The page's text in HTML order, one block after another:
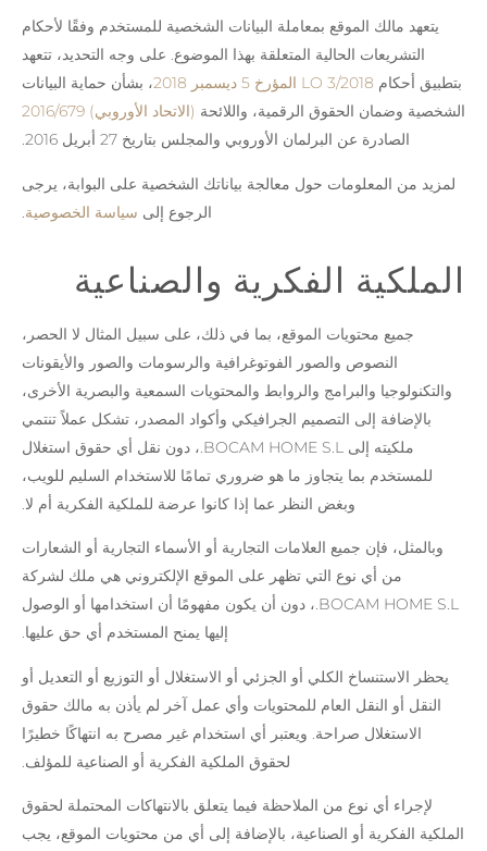
يتعهد مالك الموقع بمعاملة البيانات الشخصية للمستخدم وفقًا لأحكام
التشريعات الحالية المتعلقة بهذا الموضوع. على وجه التحديد، تتعهد
بتطبيق أحكام LO 3/2018 المؤرخ 5 ديسمبر 2018
، بشأن حماية البيانات
الشخصية وضمان الحقوق الرقمية، واللائحة (الاتحاد الأوروبي) 2016/679
الصادرة عن البرلمان الأوروبي والمجلس بتاريخ 27 أبريل 2016.
لمزيد من المعلومات حول معالجة بياناتك الشخصية على البوابة، يرجى
الرجوع إلى سياسة الخصوصية.
الملكية الفكرية والصناعية
جميع محتويات الموقع، بما في ذلك، على سبيل المثال لا الحصر،
النصوص والصور الفوتوغرافية والرسومات والصور والأيقونات
والتكنولوجيا والبرامج والروابط والمحتويات السمعية والبصرية الأخرى،
بالإضافة إلى التصميم الجرافيكي وأكواد المصدر، تشكل عملاً تنتمي
ملكيته إلى BOCAM HOME S.L.، دون نقل أي حقوق استغلال
للمستخدم بما يتجاوز ما هو ضروري تمامًا للاستخدام السليم للويب،
وبغض النظر عما إذا كانوا عرضة للملكية الفكرية أم لا.
وبالمثل، فإن جميع العلامات التجارية أو الأسماء التجارية أو الشعارات
من أي نوع التي تظهر على الموقع الإلكتروني هي ملك لشركة
BOCAM HOME S.L.، دون أن يكون مفهومًا أن استخدامها أو الوصول
إليها يمنح المستخدم أي حق عليها.
يحظر الاستنساخ الكلي أو الجزئي أو الاستغلال أو التوزيع أو التعديل أو
النقل أو النقل العام للمحتويات وأي عمل آخر لم يأذن به مالك حقوق
الاستغلال صراحة. ويعتبر أي استخدام غير مصرح به انتهاكًا خطيرًا
لحقوق الملكية الفكرية أو الصناعية للمؤلف.
لإجراء أي نوع من الملاحظة فيما يتعلق بالانتهاكات المحتملة لحقوق
الملكية الفكرية أو الصناعية، بالإضافة إلى أي من محتويات الموقع، يجب